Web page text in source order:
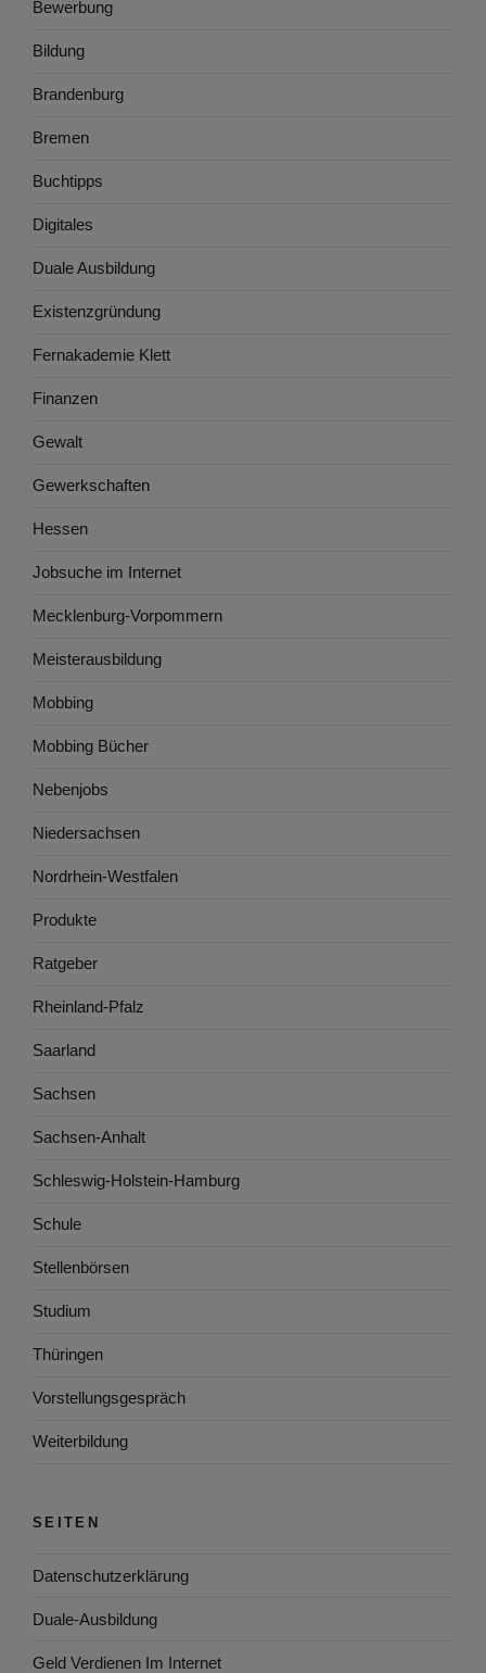
Bewerbung
Bildung
Brandenburg
Bremen
Buchtipps
Digitales
Duale Ausbildung
Existenzgründung
Fernakademie Klett
Finanzen
Gewalt
Gewerkschaften
Hessen
Jobsuche im Internet
Mecklenburg-Vorpommern
Meisterausbildung
Mobbing
Mobbing Bücher
Nebenjobs
Niedersachsen
Nordrhein-Westfalen
Produkte
Ratgeber
Rheinland-Pfalz
Saarland
Sachsen
Sachsen-Anhalt
Schleswig-Holstein-Hamburg
Schule
Stellenbörsen
Studium
Thüringen
Vorstellungsgespräch
Weiterbildung
SEITEN
Datenschutzerklärung
Duale-Ausbildung
Geld Verdienen Im Internet